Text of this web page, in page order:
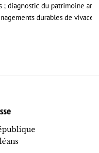
; diagnostic du patrimoine
durables de